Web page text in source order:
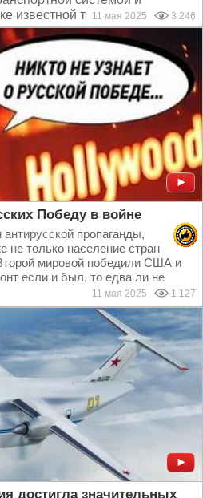
известной только военным...
11 мая 2025 3 246
Победу в войне
пропаганды,
только население стран
мировой победили США и
если и был, то едва ли не
11 мая 2025 1 127
достигла значительных